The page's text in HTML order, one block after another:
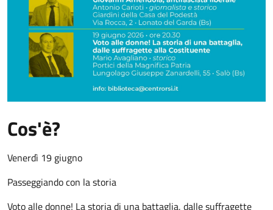
Cos'è?
Venerdì 19 giugno
Passeggiando con la storia
Voto alle donne! La storia di una battaglia, dalle suffragette